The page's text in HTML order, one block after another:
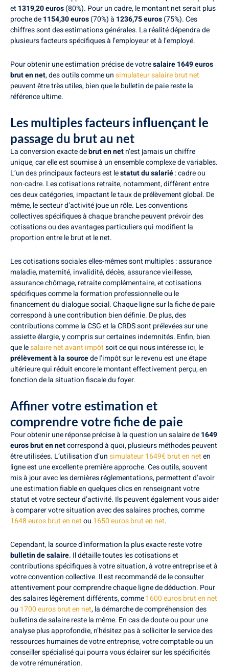
et 1319,20 euros(80%). Pour un cadre, le montant net serait plus
proche de1154,30 euros(70%) à 1236,75 euros(75%). Ces
chiffres sont des estimations générales. La réalité dépendra de
plusieurs facteurs spécifiques à l’employeur et à l’employé.
Pour obtenir une estimation précise de votresalaire 1649 euros
brut en net, des outils comme unsimulateur salaire brut net
peuvent être très utiles, bien que le bulletin de paie reste la
référence ultime.
Les multiples facteurs influençant le
passage du brut au net
La conversion exacte debrut en netn’est jamais un chiffre
unique, car elle est soumise à un ensemble complexe de variables.
L’un des principaux facteurs est lestatut du salarié: cadre ou
non-cadre. Les cotisations retraite, notamment, diffèrent entre
ces deux catégories, impactant le taux de prélèvement global. De
même, le secteur d’activité joue un rôle. Les conventions
collectives spécifiques à chaque branche peuvent prévoir des
cotisations ou des avantages particuliers qui modifient la
proportion entre le brut et le net.
Les cotisations sociales elles-mêmes sont multiples : assurance
maladie, maternité, invalidité, décès, assurance vieillesse,
assurance chômage, retraite complémentaire, et cotisations
spécifiques comme la formation professionnelle ou le
financement du dialogue social. Chaque ligne sur la fiche de paie
correspond à une contribution bien définie. De plus, des
contributions comme la CSG et la CRDS sont prélevées sur une
assiette élargie, y compris sur certaines indemnités. Enfin, bien
que lesalaire net avant impôtsoit ce qui nous intéresse ici, le
prélèvement à la sourcede l’impôt sur le revenu est une étape
ultérieure qui réduit encore le montant effectivement perçu, en
fonction de la situation fiscale du foyer.
Affiner votre estimation et
comprendre votre fiche de paie
Pour obtenir une réponse précise à la question un salaire de1649
euros brut en netcorrespond à quoi, plusieurs méthodes peuvent
être utilisées. L’utilisation d’unsimulateur 1649€ brut en neten
ligne est une excellente première approche. Ces outils, souvent
mis à jour avec les dernières réglementations, permettent d’avoir
une estimation fiable en quelques clics en renseignant votre
statut et votre secteur d’activité. Ils peuvent également vous aider
à comparer votre situation avec des salaires proches, comme
1648 euros brut en netou 1650 euros brut en net.
Cependant, la source d’information la plus exacte reste votre
bulletin de salaire. Il détaille toutes les cotisations et
contributions spécifiques à votre situation, à votre entreprise et à
votre convention collective. Il est recommandé de le consulter
attentivement pour comprendre chaque ligne de déduction. Pour
des salaires légèrement différents, comme1600 euros brut en net
ou 1700 euros brut en net, la démarche de compréhension des
bulletins de salaire reste la même. En cas de doute ou pour une
analyse plus approfondie, n’hésitez pas à solliciter le service des
ressources humaines de votre entreprise, votre comptable ou un
conseiller spécialisé qui pourra vous éclairer sur les spécificités
de votre rémunération.